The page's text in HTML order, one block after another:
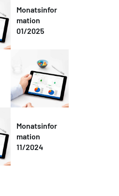
Monatsinfor
mation
01/2025
Monatsinfor
mation
11/2024